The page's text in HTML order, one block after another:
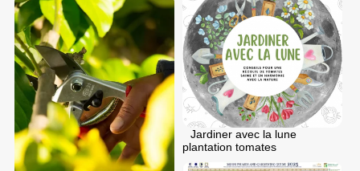
Jardiner avec la lune
plantation tomates